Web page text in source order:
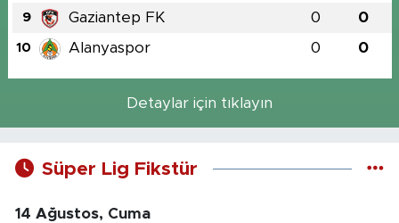
9 Gaziantep FK 0 0
10 Alanyaspor 0 0
Detaylar için tıklayın
Süper Lig Fikstür
14 Ağustos, Cuma